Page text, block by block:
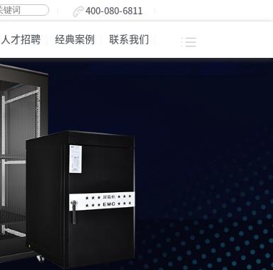
400-080-6811
人才招聘 经典案例 联系我们